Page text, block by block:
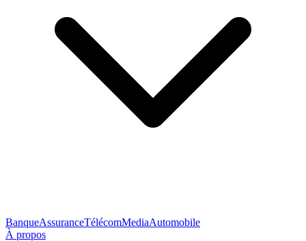
BanqueAssuranceTélécomMediaAutomobile
À propos